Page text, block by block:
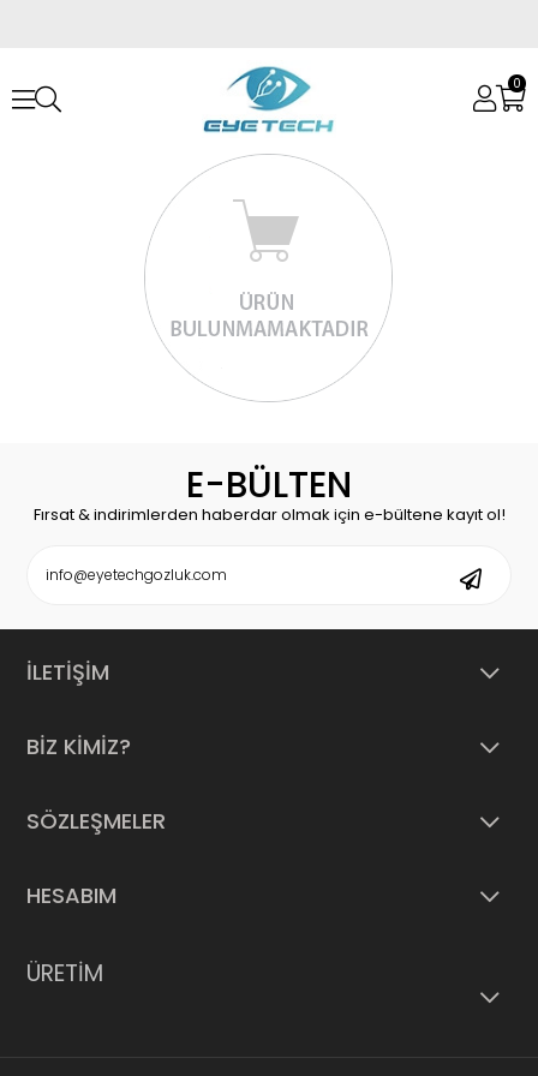
0
E-BÜLTEN
Fırsat & indirimlerden haberdar olmak için e-bültene kayıt ol!
İLETİŞİM
BİZ KİMİZ?
SÖZLEŞMELER
HESABIM
ÜRETİM